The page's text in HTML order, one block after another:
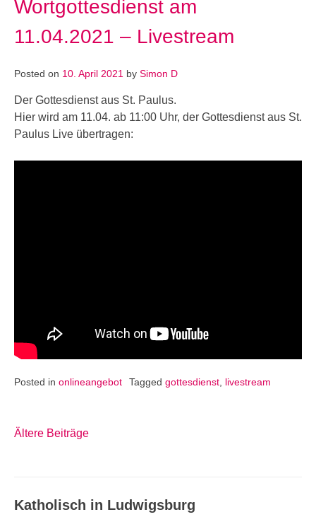
Wortgottesdienst am
11.04.2021 – Livestream
Posted on 10. April 2021 by Simon D
Der Gottesdienst aus St. Paulus.
Hier wird am 11.04. ab 11:00 Uhr, der Gottesdienst aus St.
Paulus Live übertragen:
Posted in onlineangebot Tagged gottesdienst, livestream
Beitragsnavigation
Ältere Beiträge
Katholisch in Ludwigsburg